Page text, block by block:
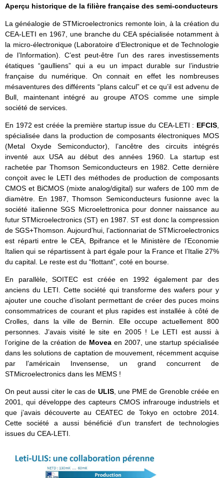
Aperçu historique de la filière française des semi-conducteurs
La généalogie de STMicroelectronics remonte loin, à la création du
CEA-LETI en 1967, une branche du CEA spécialisée notamment à
la micro-électronique (Laboratoire d’Electronique et de Technologie
de l’Information). C’est peut-être l’un des rares investissements
étatiques “gaulliens” qui a eu un impact durable sur l’industrie
française du numérique. On connait en effet les nombreuses
mésaventures des différents “plans calcul” et ce qu’il est advenu de
Bull, maintenant intégré au groupe ATOS comme une simple
société de services.
En 1972 est créée la première startup issue du CEA-LETI : EFCIS,
spécialisée dans la production de composants électroniques MOS
(Metal Oxyde Semiconductor), l’ancêtre des circuits intégrés
inventé aux USA au début des années 1960. La startup est
rachetée par Thomson Semiconducteurs en 1982. Cette dernière
conçoit avec le LETI des méthodes de production de composants
CMOS et BiCMOS (mixte analog/digital) sur wafers de 100 mm de
diamètre. En 1987, Thomson Semiconducteurs fusionne avec la
société italienne SGS Microelettronica pour donner naissance au
futur STMicroelectronics (ST) en 1987. ST est donc la compression
de SGS+Thomson. Aujourd’hui, l’actionnariat de STMicroelectronics
est réparti entre le CEA, Bpifrance et le Ministère de l’Economie
Italien qui se répartissent à part égale pour la France et l’Italie 27%
du capital. Le reste est du “flottant”, coté en bourse.
En parallèle, SOITEC est créée en 1992 également par des
anciens du LETI. Cette société qui transforme des wafers pour y
ajouter une couche d’isolant permettant de créer des puces moins
consommatrices de courant et plus rapides est installée à côté de
Crolles, dans la ville de Bernin. Elle occupe actuellement 800
personnes. J’avais visité le site en 2005 ! Le LETI est aussi à
l’origine de la création de Movea en 2007, une startup spécialisée
dans les solutions de captation de mouvement, récemment acquise
par l’américain Invensense, un grand concurrent de
STMicroelectronics dans les MEMS !
On peut aussi citer le cas de ULIS, une PME de Grenoble créée en
2001, qui développe des capteurs CMOS infrarouge industriels et
que j’avais découverte au CEATEC de Tokyo en octobre 2014.
Cette société a aussi bénéficié d’un transfert de technologies
issues du CEA-LETI.